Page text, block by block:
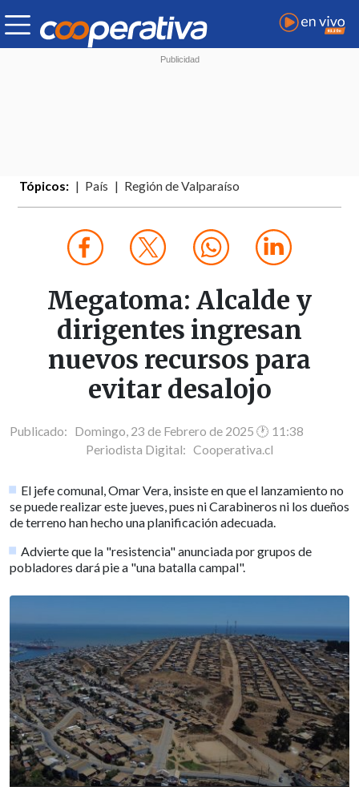
Tópicos: País Región de Valparaíso
Megatoma: Alcalde y
dirigentes ingresan
nuevos recursos para
evitar desalojo
Publicado: Domingo, 23 de Febrero de 2025 🕐 11:38
Periodista Digital: Cooperativa.cl
El jefe comunal, Omar Vera, insiste en que el lanzamiento no
se puede realizar este jueves, pues ni Carabineros ni los dueños
de terreno han hecho una planificación adecuada.
Advierte que la "resistencia" anunciada por grupos de
pobladores dará pie a "una batalla campal".